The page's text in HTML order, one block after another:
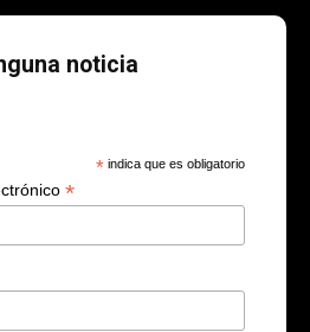
noticia
* indica que es obligatorio
*